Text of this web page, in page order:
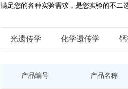
满足您的各种实验需求，是您实验的不二选
光遗传学 化学遗传学 钙
产品编号 产品名称